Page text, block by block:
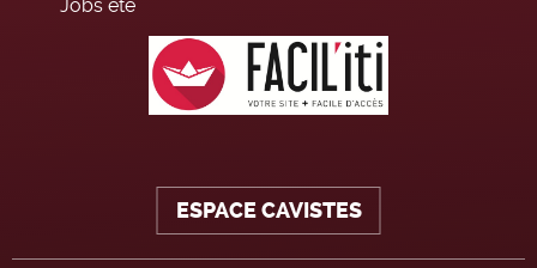
Jobs été
ESPACE CAVISTES